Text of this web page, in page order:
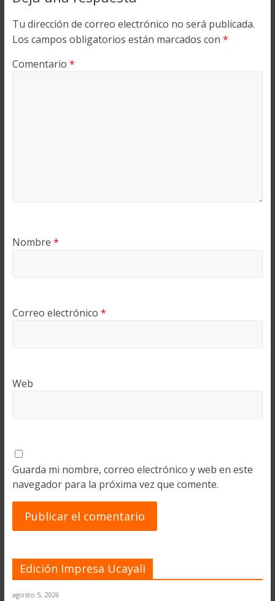
Tu dirección de correo electrónico no será publicada.
Los campos obligatorios están marcados con *
Comentario *
Nombre *
Correo electrónico *
Web
Guarda mi nombre, correo electrónico y web en este
navegador para la próxima vez que comente.
Edición Impresa Ucayali
agosto 5, 2026